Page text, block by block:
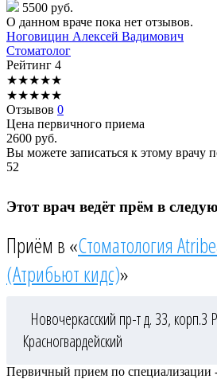
5500 руб.
О данном враче пока нет отзывов.
Ноговицин Алексей Вадимович
Стоматолог
Рейтинг 4
★★★★★
★★★★★
Отзывов 0
Цена первичного приема
2600 руб.
Вы можете записаться к этому врачу
52
Этот врач ведёт прём в
Приём в «Стоматология
(Атрибьют кидс)»
Новочеркасский пр-т д. 33, корп.3
Красногвардейский
Первичный прием по специализации